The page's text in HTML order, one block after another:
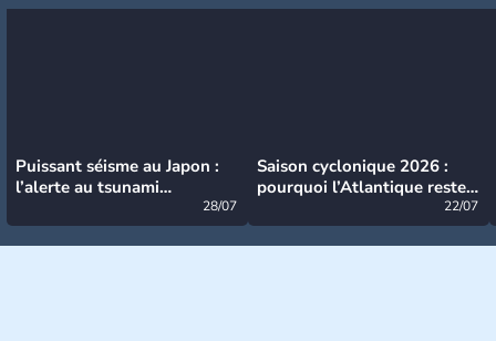
Puissant séisme au Japon :
l’alerte au tsunami
28/07
Saison cyclonique 2026 :
pourquoi l’Atlantique reste
22/07